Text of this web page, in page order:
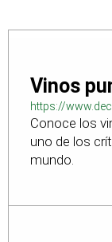
Vinos
https://
Conoce los
uno de los
mundo.